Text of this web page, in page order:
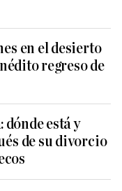
en el desierto
regreso de
está y
de su divorcio